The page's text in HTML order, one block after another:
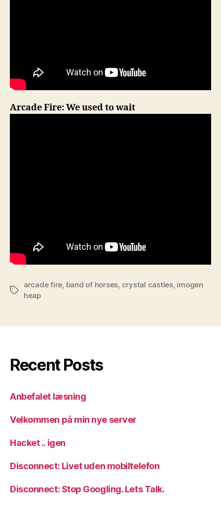
Arcade Fire: We used to wait
Tags
arcade fire band of horses crystal castles, imogen
heap
Recent Posts
Anbefalet læsning
Velkommen på min nye server
Hacket .. igen
Disconnect: Livet uden mobiltelefon
Disconnect: Stop Googling. Lets Talk.